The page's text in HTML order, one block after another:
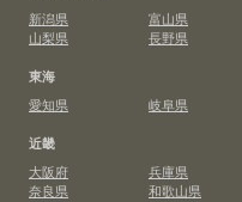
新潟県
富山県
山梨県
長野県
東海
愛知県
岐阜県
近畿
大阪府
兵庫県
奈良県
和歌山県